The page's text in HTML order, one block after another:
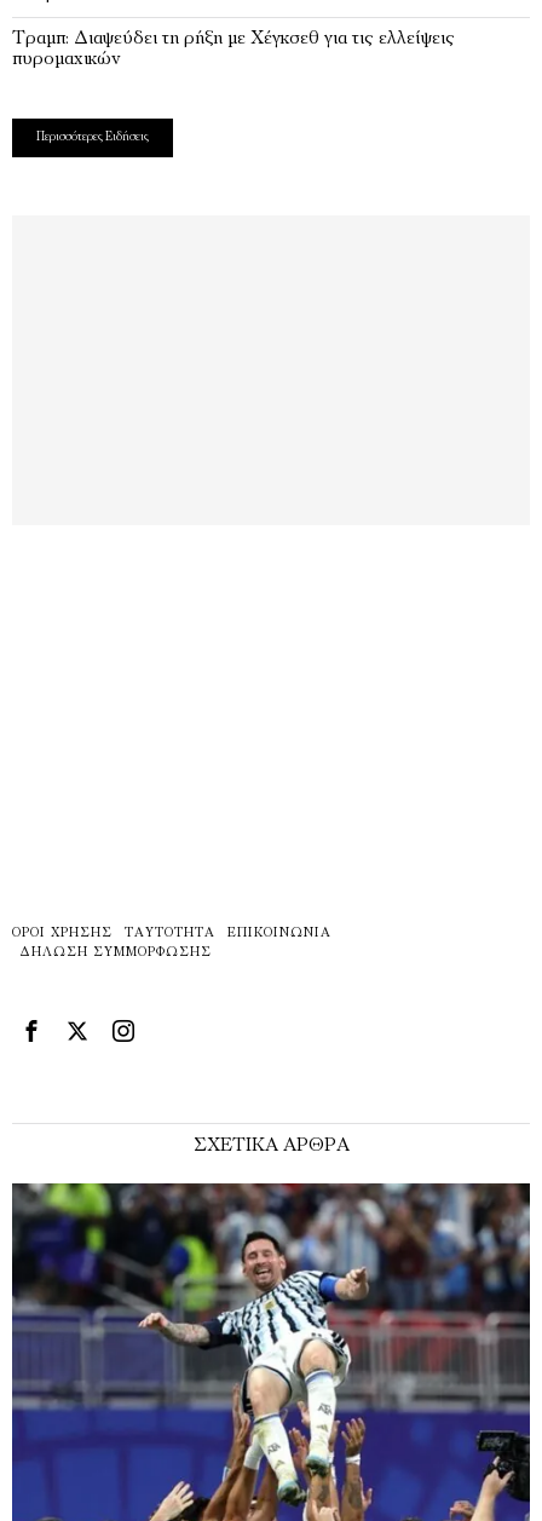
Τραμπ: Διαψεύδει τη ρήξη με Χέγκσεθ για τις ελλείψεις
πυρομαχικών
Περισσότερες Ειδήσεις
ΌΡΟΙ ΧΡΉΣΗΣ ΤΑΥΤΌΤΗΤΑ
ΕΠΙΚΟΙΝΩΝΊΑ
ΔΉΛΩΣΗ ΣΥΜΜΌΡΦΩΣΗΣ
ΣΧΕΤΙΚΑ ΑΡΘΡΑ